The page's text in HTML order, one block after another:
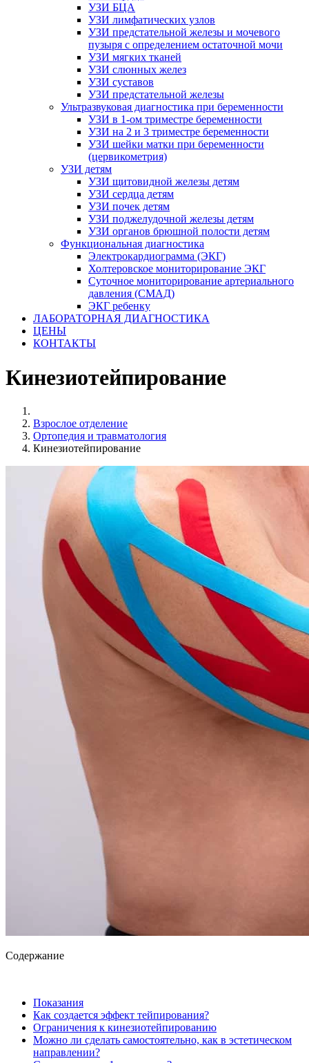
УЗИ БЦА
УЗИ лимфатических узлов
УЗИ предстательной железы и мочевого
пузыря с определением остаточной мочи
УЗИ мягких тканей
УЗИ слюнных желез
УЗИ суставов
УЗИ предстательной железы
Ультразвуковая диагностика при беременности
УЗИ в 1-ом триместре беременности
УЗИ на 2 и 3 триместре беременности
УЗИ шейки матки при беременности
(цервикометрия)
УЗИ детям
УЗИ щитовидной железы детям
УЗИ сердца детям
УЗИ почек детям
УЗИ поджелудочной железы детям
УЗИ органов брюшной полости детям
Функциональная диагностика
Электрокардиограмма (ЭКГ)
Холтеровское мониторирование ЭКГ
Суточное мониторирование артериального
давления (СМАД)
ЭКГ ребенку
ЛАБОРАТОРНАЯ ДИАГНОСТИКА
ЦЕНЫ
КОНТАКТЫ
Кинезиотейпирование
Взрослое отделение
Ортопедия и травматология
Кинезиотейпирование
Содержание
Показания
Как создается эффект тейпирования?
Ограничения к кинезиотейпированию
Можно ли сделать самостоятельно, как в эстетическом
направлении?